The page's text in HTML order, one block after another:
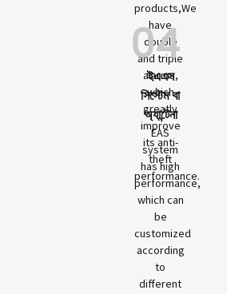
products,We
have
double
and triple
alarms,
which
greatly
improve
its anti-
theft
performance.
04
ইএএস
সিস্টেম বা
অ্যান্টেনা
EAS
system
has high
performance,
which can
be
customized
according
to
different